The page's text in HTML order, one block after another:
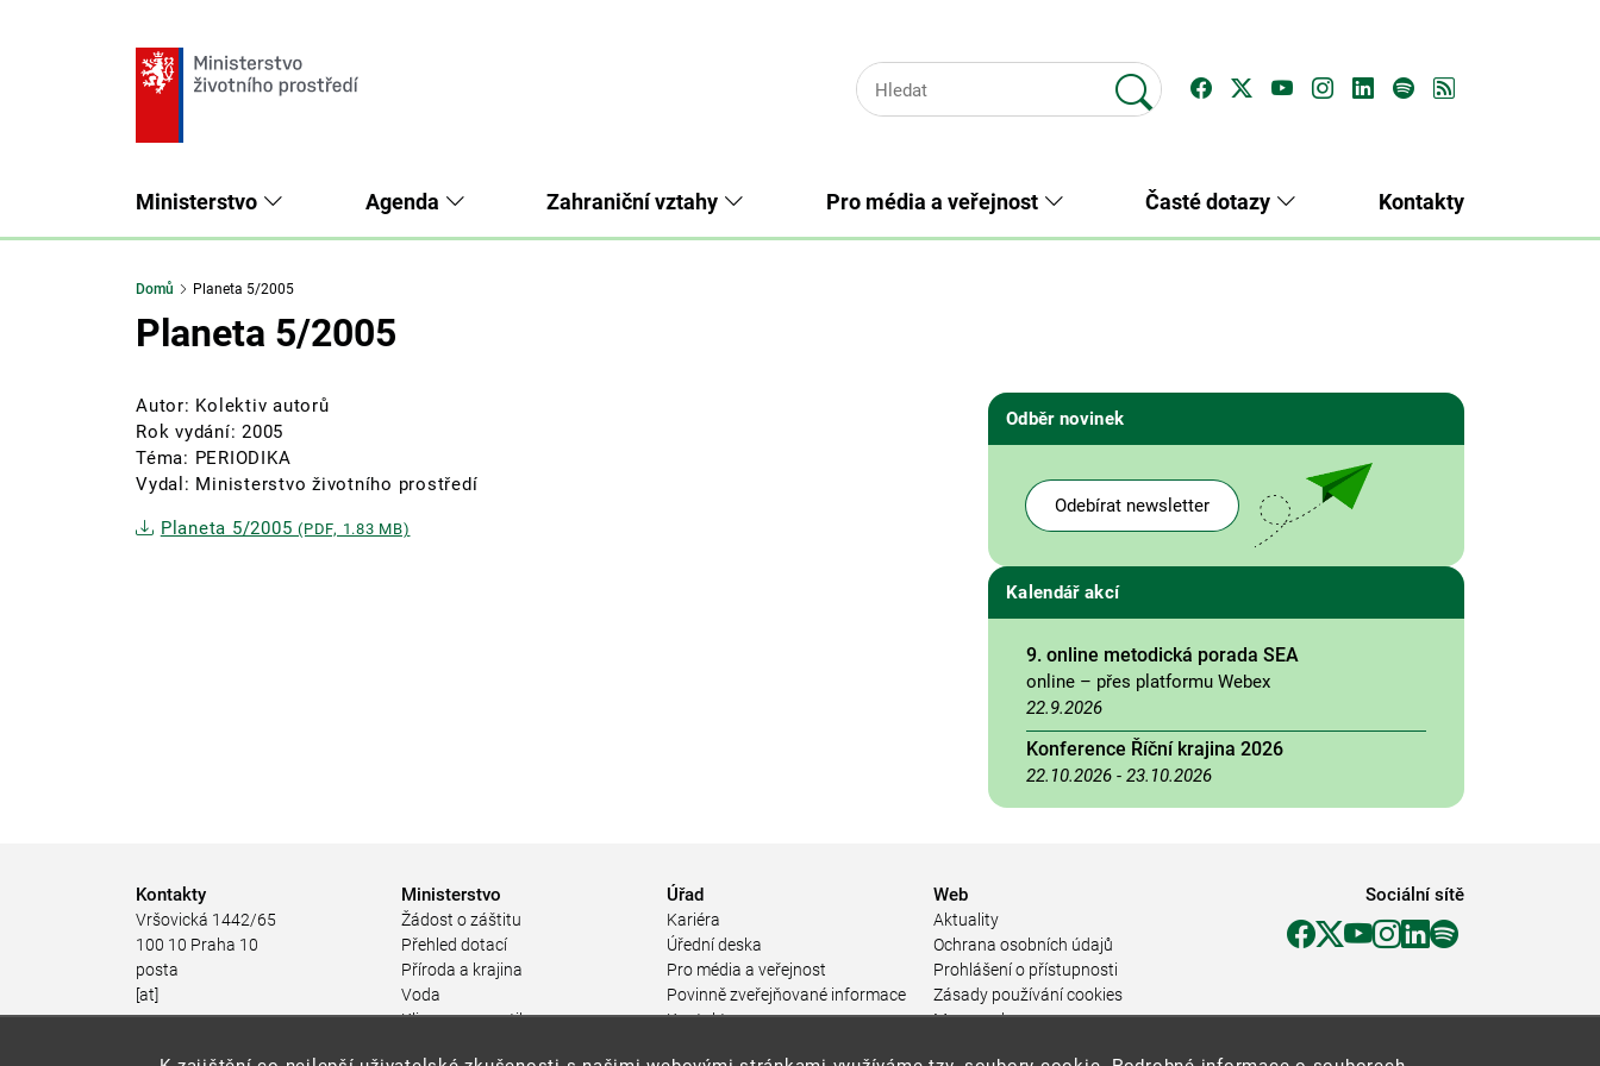
Ministerstvo Agenda Zahraniční vztahy Pro média a veřejnost Časté dotazy Kontakty
Domů Planeta 5/2005
Planeta 5/2005
Autor: Kolektiv autorů
Rok vydání: 2005
Téma: PERIODIKA
Vydal: Ministerstvo životního prostředí
Planeta 5/2005 (PDF, 1.83 MB)
Odběr novinek
Odebírat newsletter
Kalendář akcí
9. online metodická porada SEA
online – přes platformu Webex
22.9.2026
Konference Říční krajina 2026
22.10.2026 - 23.10.2026
Kontakty
Vršovická 1442/65
100 10 Praha 10
posta
[at]
mzp.gov.cz
Ministerstvo
Žádost o záštitu
Přehled dotací
Příroda a krajina
Voda
Klima a energetika
Úřad
Kariéra
Úřední deska
Pro média a veřejnost
Povinně zveřejňované informace
Kontakty
Web
Aktuality
Ochrana osobních údajů
Prohlášení o přístupnosti
Zásady používání cookies
Mapa webu
Sociální sítě